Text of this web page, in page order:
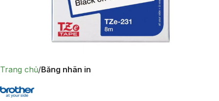
Trang chủ Băng nhãn in